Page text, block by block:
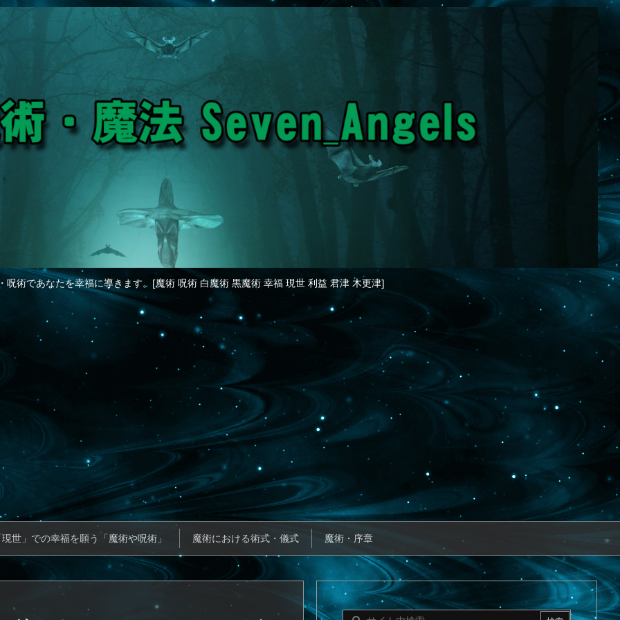
術であなたを幸福に導きます。[魔術 呪術 白魔術 黒魔術 幸福 現世 利益 君津 木更津]
世」での幸福を願う「魔術や呪術」 魔術における術式・儀式 魔術・序章